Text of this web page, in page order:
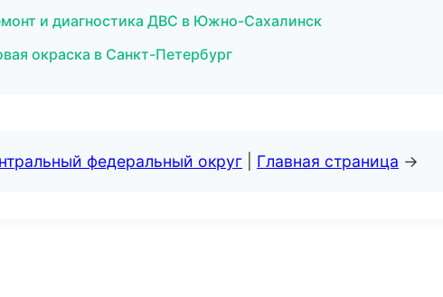
и диагностика ДВС в Южно-Сахалинск
окраска в Санкт-Петербург
федеральный округ Главная страница →